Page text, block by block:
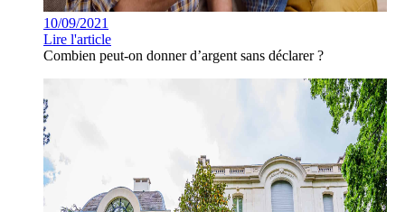
10/09/2021
Lire l'article
Combien peut-on donner d’argent sans déclarer ?